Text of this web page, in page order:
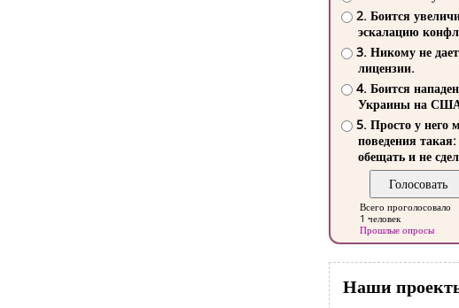
2. Боится
эскалацию
3. Никому не
лицензии.
4. Боится
Украины на
5. Просто у него
поведения такая:
обещать и не
Всего проголосовало
1 человек
Прошлые опросы
Наши